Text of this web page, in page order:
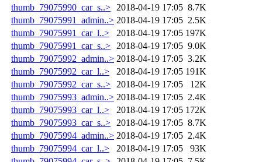
thumb_79075990_car_s..>
2018-04-19 17:05 8.7K
thumb_79075991_admin..> 2018-04-19 17:05 2.5K
thumb_79075991_car_l..>
2018-04-19 17:05 197K
thumb_79075991_car_s..>
2018-04-19 17:05 9.0K
thumb_79075992_admin..> 2018-04-19 17:05 3.2K
thumb_79075992_car_l..>
2018-04-19 17:05 191K
thumb_79075992_car_s..>
2018-04-19 17:05
12K
thumb_79075993_admin..> 2018-04-19 17:05 2.4K
thumb_79075993_car_l..>
2018-04-19 17:05 172K
thumb_79075993_car_s..>
2018-04-19 17:05 8.7K
thumb_79075994_admin..> 2018-04-19 17:05 2.4K
thumb_79075994_car_l..>
2018-04-19 17:05
93K